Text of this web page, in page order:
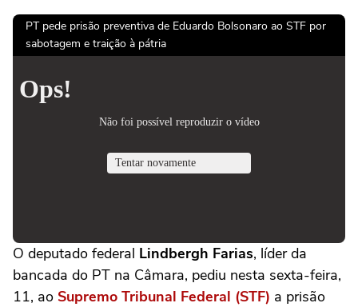
PT pede prisão preventiva de Eduardo Bolsonaro ao STF por
sabotagem e traição à pátria
O deputado federal Lindbergh Farias, líder da
bancada do PT na Câmara, pediu nesta sexta-feira,
11, ao Supremo Tribunal Federal (STF) a prisão